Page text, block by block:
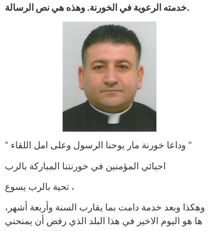
خدمته الرعوية في الخورنة. وهذه هي نص الرسالة.
” وداعا خورنة مار يوحنا الرسول وعلى امل اللقاء “
احبائي المؤمنين في خورنتنا المباركة بالرب
تحية بالرب يسوع ،
وهكذا وبعد خدمة دامت بما يقارب السنة وأربعة أشهر،
ها هو اليوم الاخير في هذا البلد الذي رفض أن يمنحني